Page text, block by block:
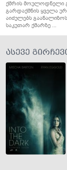
ქმრის მოულოდნელი
გარდაქმნის ყველა
აიძულებს
საკუთარ ქმარზე ...
ასევე